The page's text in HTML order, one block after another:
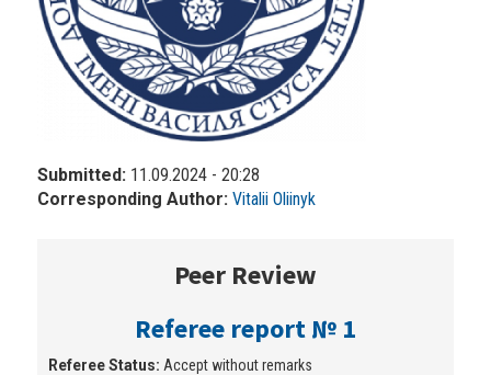
Submitted: 11.09.2024 - 20:28
Corresponding Author: Vitalii Oliinyk
Peer Review
Referee report № 1
Referee Status: Accept without remarks